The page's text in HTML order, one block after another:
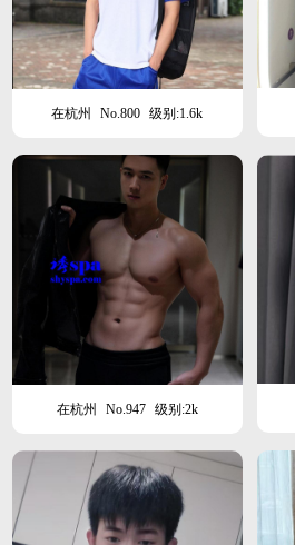
在杭州 No.800 级别:1.6k
在杭州 No.947 级别:2k